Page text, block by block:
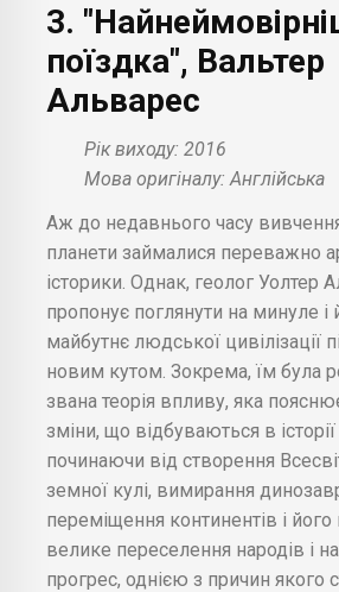
3.
поїздка", Вальтер
Альварес
Рік виходу: 2016
Мова оригіналу: Англійська
Аж до недавнього часу
планети займалися переважно
історики. Однак, геолог Уолтер
пропонує поглянути на минуле і
майбутнє людської цивілізації
новим кутом. Зокрема, їм була
звана теорія впливу, яка
зміни, що відбуваються в
починаючи від створення
земної кулі, вимирання
переміщення континентів і
велике переселення народів і
прогрес, однією з причин якого